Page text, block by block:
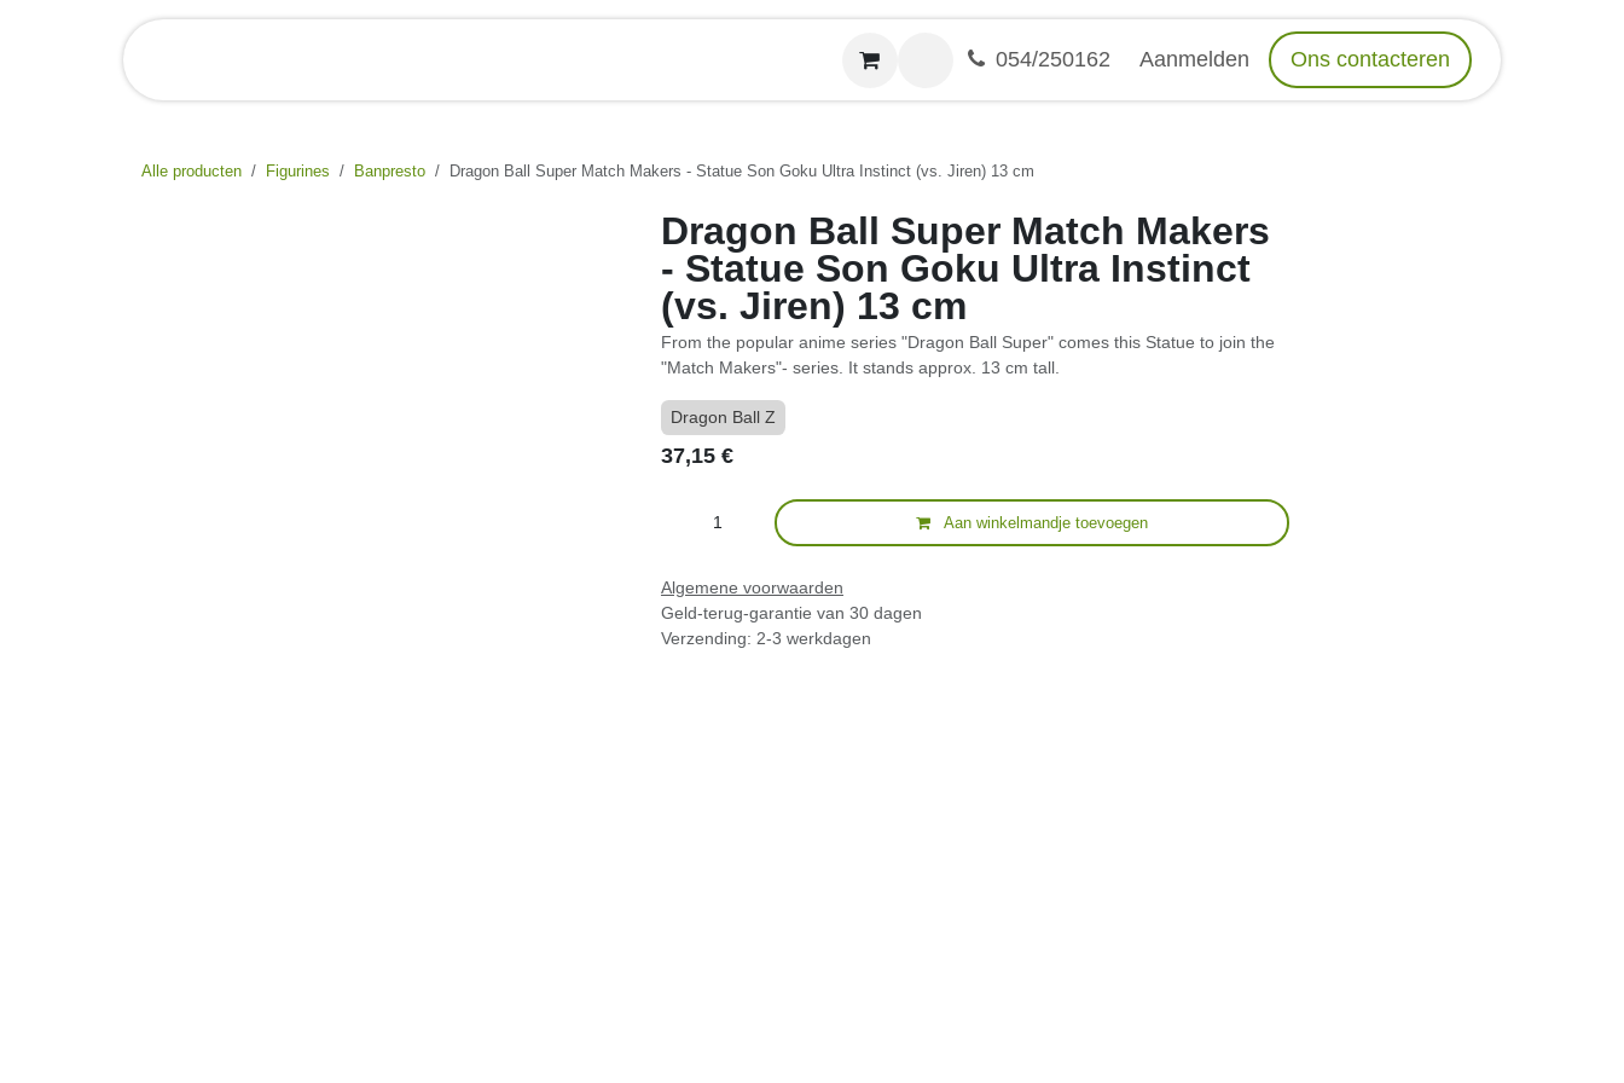
054/250162 Aanmelden Ons contacteren
Alle producten Figurines Banpresto Dragon Ball Super Match Makers - Statue Son Goku Ultra Instinct (vs. Jiren) 13 cm
Dragon Ball Super Match Makers -
Statue Son Goku Ultra Instinct (vs.
Jiren) 13 cm
From the popular anime series "Dragon Ball Super" comes this Statue to join the
"Match Makers"- series. It stands approx. 13 cm tall.
Dragon Ball Z
37,15€
Aan winkelmandje toevoegen
Algemene voorwaarden
Geld-terug-garantie van 30 dagen
Verzending: 2-3 werkdagen